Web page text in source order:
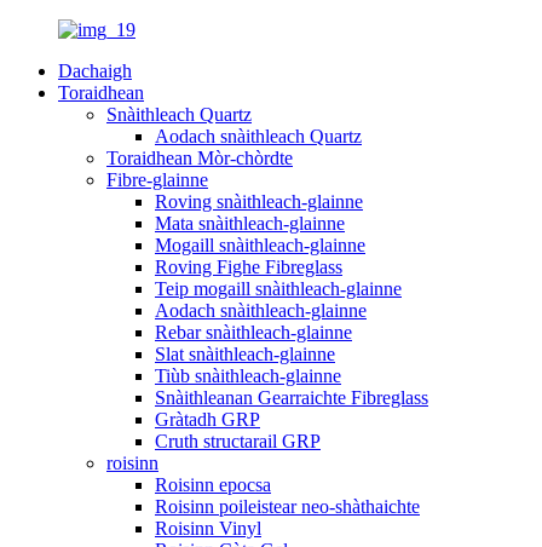
Dachaigh
Toraidhean
Snàithleach Quartz
Aodach snàithleach Quartz
Toraidhean Mòr-chòrdte
Fibre-glainne
Roving snàithleach-glainne
Mata snàithleach-glainne
Mogaill snàithleach-glainne
Roving Fighe Fibreglass
Teip mogaill snàithleach-glainne
Aodach snàithleach-glainne
Rebar snàithleach-glainne
Slat snàithleach-glainne
Tiùb snàithleach-glainne
Snàithleanan Gearraichte Fibreglass
Gràtadh GRP
Cruth structarail GRP
roisinn
Roisinn epocsa
Roisinn poileistear neo-shàthaichte
Roisinn Vinyl